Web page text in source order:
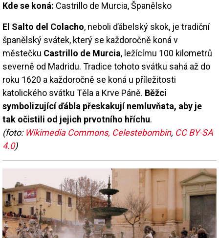
Kde se koná: Castrillo de Murcia, Španělsko
El Salto del Colacho, neboli ďábelský skok, je tradiční
španělský svátek, který se každoročně koná v
městečku Castrillo de Murcia, ležícímu 100 kilometrů
severně od Madridu. Tradice tohoto svátku sahá až do
roku 1620 a každoročně se koná u příležitosti
katolického svátku Těla a Krve Páně. Běžci
symbolizující ďábla přeskakují nemluvňata, aby je
tak očistili od jejich prvotního hříchu.
(foto: Wikimedia Commons, Celestebombin, CC BY-SA
4.0)